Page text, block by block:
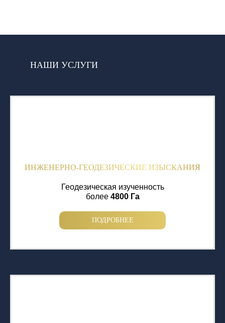
НАШИ УСЛУГИ
ИНЖЕНЕРНО-ГЕОДЕЗИЧЕСКИЕ ИЗЫСКАНИЯ
Геодезическая изученность
более 4800 Га
ПОДРОБНЕЕ